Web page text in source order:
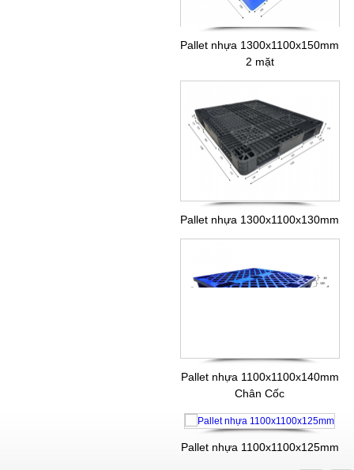
Pallet nhựa 1300x1100x150mm
2 mặt
Pallet nhựa 1300x1100x130mm
Pallet nhựa 1100x1100x140mm
Chân Cốc
Pallet nhựa 1100x1100x125mm